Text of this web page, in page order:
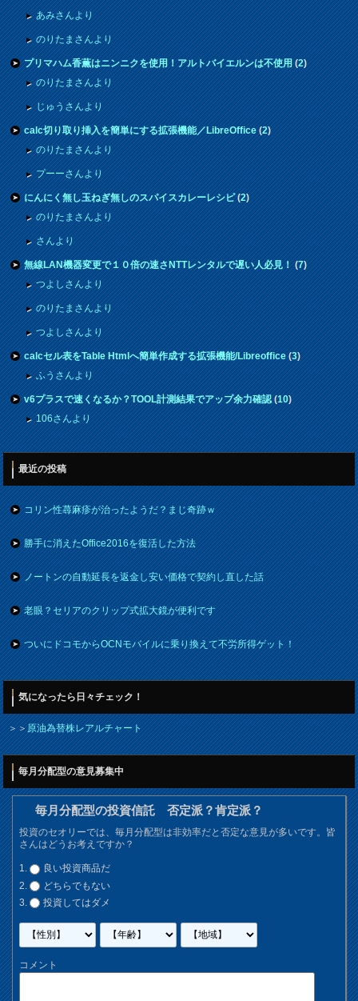
あみさんより
のりたまさんより
プリマハム香薫はニンニクを使用！アルトバイエルンは不使用(2)
のりたまさんより
じゅうさんより
calc切り取り挿入を簡単にする拡張機能／LibreOffice(2)
のりたまさんより
プーーさんより
にんにく無し玉ねぎ無しのスパイスカレーレシピ(2)
のりたまさんより
さんより
無線LAN機器変更で１０倍の速さNTTレンタルで遅い人必見！(7)
つよしさんより
のりたまさんより
つよしさんより
calcセル表をTable Htmlへ簡単作成する拡張機能/Libreoffice(3)
ふうさんより
v6プラスで速くなるか？TOOL計測結果でアップ余力確認(10)
106さんより
最近の投稿
コリン性蕁麻疹が治ったようだ？まじ奇跡ｗ
勝手に消えたOffice2016を復活した方法
ノートンの自動延長を返金し安い価格で契約し直した話
老眼？セリアのクリップ式拡大鏡が便利です
ついにドコモからOCNモバイルに乗り換えて不労所得ゲット！
気になったら日々チェック！
＞＞原油為替株レアルチャート
毎月分配型の意見募集中
毎月分配型の投資信託 否定派？肯定派？
投資のセオリーでは、毎月分配型は非効率だと否定な意見が多いです。皆
さんはどうお考えですか？
良い投資商品だ
どちらでもない
投資してはダメ
コメント